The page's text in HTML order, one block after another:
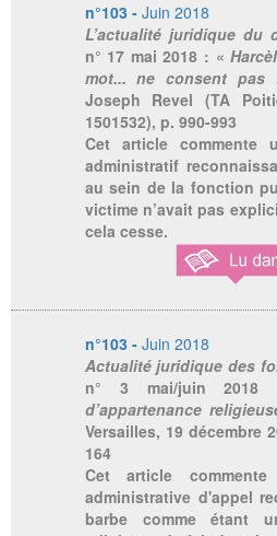
n°103 - Juin 2018
L’actualité juridique du
n° 17 mai 2018 : «
mot... ne consent pas
Joseph Revel (TA
1501532), p. 990-993
Cet article commente
administratif
au sein de la fonction
victime n’avait pas
cela cesse.
n°103 - Juin 2018
Actualité juridique des
n° 3 mai/juin
d’appartenance
Versailles, 19 décembre
164
Cet article
administrative d'appel
barbe comme étant